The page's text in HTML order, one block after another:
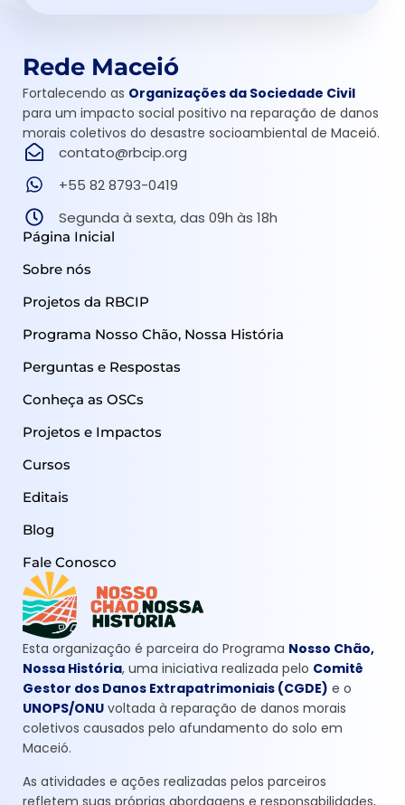
Rede Maceió
Fortalecendo as Organizações da Sociedade Civil
para um impacto social positivo na reparação de danos
morais coletivos do desastre socioambiental de Maceió.
contato@rbcip.org
+55 82 8793-0419
Segunda à sexta, das 09h às 18h
Página Inicial
Sobre nós
Projetos da RBCIP
Programa Nosso Chão, Nossa História
Perguntas e Respostas
Conheça as OSCs
Projetos e Impactos
Cursos
Editais
Blog
Fale Conosco
Esta organização é parceira do Programa Nosso Chão,
Nossa História, uma iniciativa realizada pelo Comitê
Gestor dos Danos Extrapatrimoniais (CGDE) e o
UNOPS/ONU voltada à reparação de danos morais
coletivos causados pelo afundamento do solo em
Maceió.
As atividades e ações realizadas pelos parceiros
refletem suas próprias abordagens e responsabilidades,